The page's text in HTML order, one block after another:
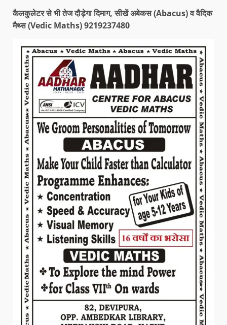
कैलकुलेटर से भी तेज दौड़ेगा दिमाग, सीखें अबेकस (Abacus) व वैदिक
मैथ्स (Vedic Maths) 9219237480